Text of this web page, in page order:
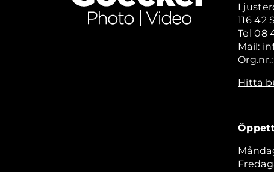
116 42
Tel 08
Mail:
Hitta